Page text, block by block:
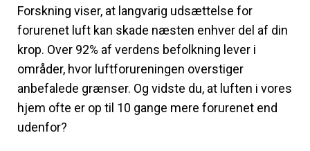
Forskning viser, at langvarig udsættelse for
forurenet luft kan skade næsten enhver del af din
krop. Over 92% af verdens befolkning lever i
områder, hvor luftforureningen overstiger
anbefalede grænser. Og vidste du, at luften i vores
hjem ofte er op til 10 gange mere forurenet end
udenfor?